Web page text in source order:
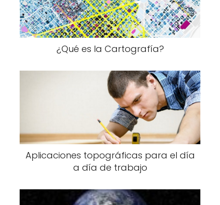
¿Qué es la Cartografía?
Aplicaciones topográficas para el día
a día de trabajo